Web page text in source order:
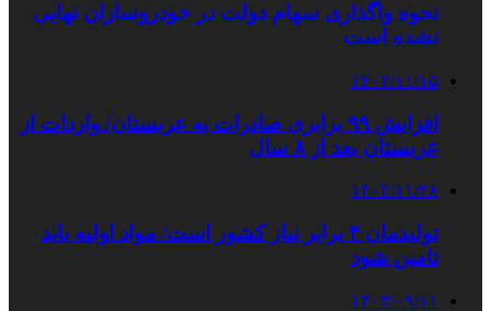
نحوه واگذاری سهام دولت در خودروسازان نهایی
نشده است
۱۴۰۲/۱۱/۱۵
افزایش ۹۹ برابری صادرات به عربستان/ واردات از
عربستان بعد از ۸ سال
۱۴۰۲/۱۱/۲۸
تولیدمان ۴ برابر نیاز کشور است/ مواد اولیه باید
تامین شود
۱۴۰۳/۰۹/۱۱